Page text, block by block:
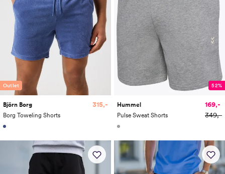
Outlet
Björn Borg
Borg Toweling Shorts
315,-
52%
Hummel
Pulse Sweat Shorts
169,-
349,-